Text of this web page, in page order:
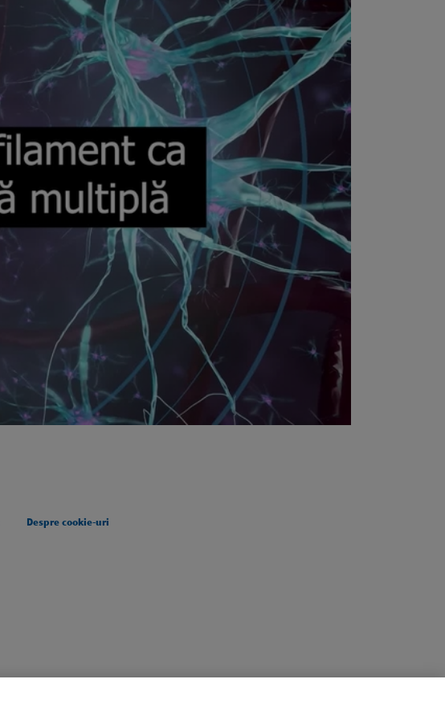
Despre cookie-uri